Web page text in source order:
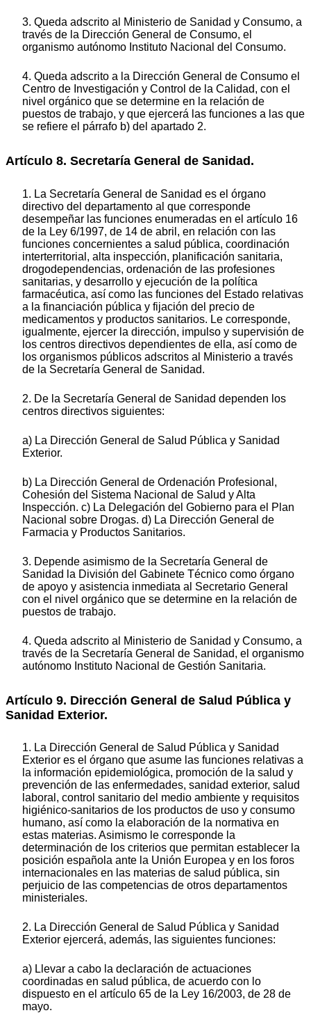
3. Queda adscrito al Ministerio de Sanidad y Consumo, a
través de la Dirección General de Consumo, el
organismo autónomo Instituto Nacional del Consumo.
4. Queda adscrito a la Dirección General de Consumo el
Centro de Investigación y Control de la Calidad, con el
nivel orgánico que se determine en la relación de
puestos de trabajo, y que ejercerá las funciones a las que
se refiere el párrafo b) del apartado 2.
Artículo 8. Secretaría General de Sanidad.
1. La Secretaría General de Sanidad es el órgano
directivo del departamento al que corresponde
desempeñar las funciones enumeradas en el artículo 16
de la Ley 6/1997, de 14 de abril, en relación con las
funciones concernientes a salud pública, coordinación
interterritorial, alta inspección, planificación sanitaria,
drogodependencias, ordenación de las profesiones
sanitarias, y desarrollo y ejecución de la política
farmacéutica, así como las funciones del Estado relativas
a la financiación pública y fijación del precio de
medicamentos y productos sanitarios. Le corresponde,
igualmente, ejercer la dirección, impulso y supervisión de
los centros directivos dependientes de ella, así como de
los organismos públicos adscritos al Ministerio a través
de la Secretaría General de Sanidad.
2. De la Secretaría General de Sanidad dependen los
centros directivos siguientes:
a) La Dirección General de Salud Pública y Sanidad
Exterior.
b) La Dirección General de Ordenación Profesional,
Cohesión del Sistema Nacional de Salud y Alta
Inspección. c) La Delegación del Gobierno para el Plan
Nacional sobre Drogas. d) La Dirección General de
Farmacia y Productos Sanitarios.
3. Depende asimismo de la Secretaría General de
Sanidad la División del Gabinete Técnico como órgano
de apoyo y asistencia inmediata al Secretario General
con el nivel orgánico que se determine en la relación de
puestos de trabajo.
4. Queda adscrito al Ministerio de Sanidad y Consumo, a
través de la Secretaría General de Sanidad, el organismo
autónomo Instituto Nacional de Gestión Sanitaria.
Artículo 9. Dirección General de Salud Pública y
Sanidad Exterior.
1. La Dirección General de Salud Pública y Sanidad
Exterior es el órgano que asume las funciones relativas a
la información epidemiológica, promoción de la salud y
prevención de las enfermedades, sanidad exterior, salud
laboral, control sanitario del medio ambiente y requisitos
higiénico-sanitarios de los productos de uso y consumo
humano, así como la elaboración de la normativa en
estas materias. Asimismo le corresponde la
determinación de los criterios que permitan establecer la
posición española ante la Unión Europea y en los foros
internacionales en las materias de salud pública, sin
perjuicio de las competencias de otros departamentos
ministeriales.
2. La Dirección General de Salud Pública y Sanidad
Exterior ejercerá, además, las siguientes funciones:
a) Llevar a cabo la declaración de actuaciones
coordinadas en salud pública, de acuerdo con lo
dispuesto en el artículo 65 de la Ley 16/2003, de 28 de
mayo.